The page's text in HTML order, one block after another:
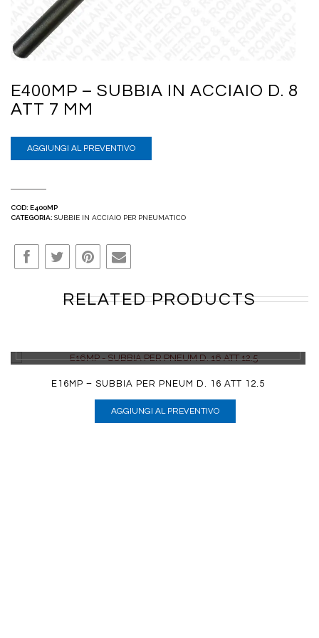
E400MP – SUBBIA IN ACCIAIO D. 8
ATT 7 MM
AGGIUNGI AL PREVENTIVO
COD: E400MP
CATEGORIA: SUBBIE IN ACCIAIO PER PNEUMATICO
RELATED PRODUCTS
E16MP – SUBBIA PER PNEUM D. 16 ATT 12.5
AGGIUNGI AL PREVENTIVO